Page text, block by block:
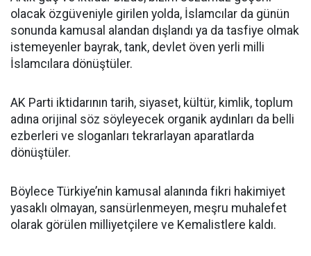
olacak özgüveniyle girilen yolda, İslamcılar da günün
sonunda kamusal alandan dışlandı ya da tasfiye olmak
istemeyenler bayrak, tank, devlet öven yerli milli
İslamcılara dönüştüler.
AK Parti iktidarının tarih, siyaset, kültür, kimlik, toplum
adına orijinal söz söyleyecek organik aydınları da belli
ezberleri ve sloganları tekrarlayan aparatlarda
dönüştüler.
Böylece Türkiye’nin kamusal alanında fikri hakimiyet
yasaklı olmayan, sansürlenmeyen, meşru muhalefet
olarak görülen milliyetçilere ve Kemalistlere kaldı.